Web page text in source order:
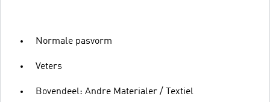
Normale pasvorm
Veters
Bovendeel: Andre Materialer / Textiel